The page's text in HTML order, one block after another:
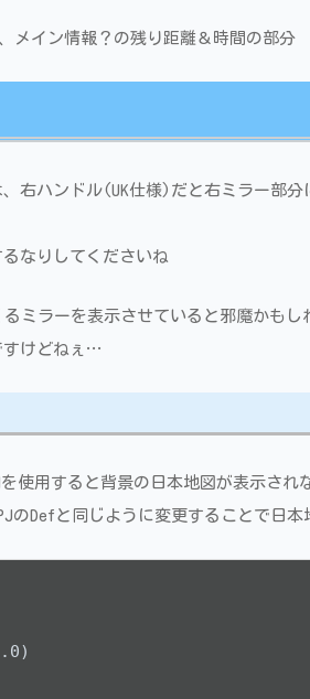
メイン情報？の残り距離＆時間の部分
右ハンドル(UK仕様)だと右ミラー部
なりしてくださいね
ミラーを表示させていると邪魔かもし
すけどねぇ…
使用すると背景の日本地図が表示され
のDefと同じように変更することで日
.0